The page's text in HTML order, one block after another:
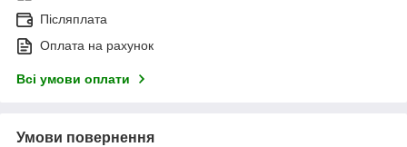
Післяплата
Оплата на рахунок
Всі умови оплати
Умови повернення